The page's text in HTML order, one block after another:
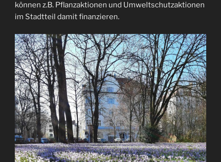
können z.B. Pflanzaktionen und Umweltschutzaktionen
im Stadtteil damit finanzieren.